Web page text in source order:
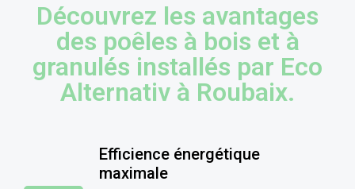
Découvrez les avantages
des poêles à bois et à
granulés installés par Eco
Alternativ à Roubaix.
Efficience énergétique
maximale